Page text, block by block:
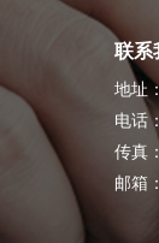
联系
地址
电话
传真
邮箱